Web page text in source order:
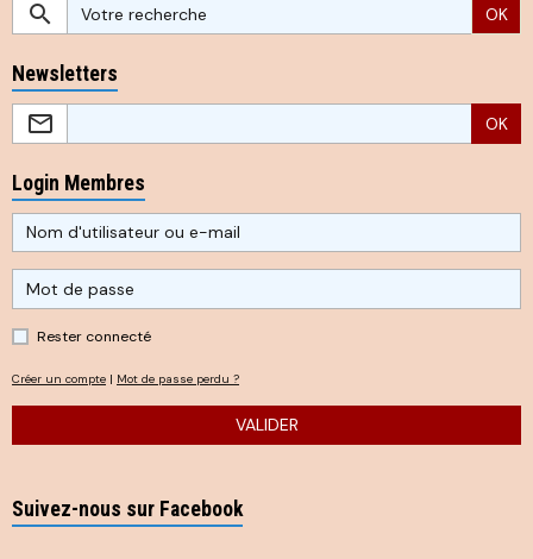
OK
Newsletters
OK
Login Membres
Rester connecté
Créer un compte | Mot de passe perdu ?
VALIDER
Suivez-nous sur Facebook